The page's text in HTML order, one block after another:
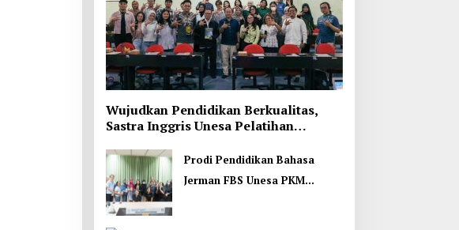
Wujudkan Pendidikan Berkualitas,
Sastra Inggris Unesa Pelatihan
Prodi Pendidikan Bahasa
Jerman FBS Unesa PKM